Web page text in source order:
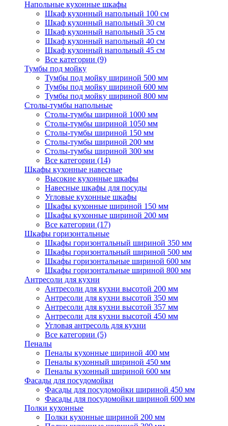
Напольные кухонные шкафы
Шкаф кухонный напольный 100 см
Шкаф кухонный напольный 30 см
Шкаф кухонный напольный 35 см
Шкаф кухонный напольный 40 см
Шкаф кухонный напольный 45 см
Все категории (9)
Тумбы под мойку
Тумбы под мойку шириной 500 мм
Тумбы под мойку шириной 600 мм
Тумбы под мойку шириной 800 мм
Столы-тумбы напольные
Столы-тумбы шириной 1000 мм
Столы-тумбы шириной 1050 мм
Столы-тумбы шириной 150 мм
Столы-тумбы шириной 200 мм
Столы-тумбы шириной 300 мм
Все категории (14)
Шкафы кухонные навесные
Высокие кухонные шкафы
Навесные шкафы для посуды
Угловые кухонные шкафы
Шкафы кухонные шириной 150 мм
Шкафы кухонные шириной 200 мм
Все категории (17)
Шкафы горизонтальные
Шкафы горизонтальный шириной 350 мм
Шкафы горизонтальный шириной 500 мм
Шкафы горизонтальные шириной 600 мм
Шкафы горизонтальные шириной 800 мм
Антресоли для кухни
Антресоли для кухни высотой 200 мм
Антресоли для кухни высотой 350 мм
Антресоли для кухни высотой 357 мм
Антресоли для кухни высотой 450 мм
Угловая антресоль для кухни
Все категории (5)
Пеналы
Пеналы кухонные шириной 400 мм
Пеналы кухонный шириной 450 мм
Пеналы кухонный шириной 600 мм
Фасады для посудомойки
Фасады для посудомойки шириной 450 мм
Фасады для посудомойки шириной 600 мм
Полки кухонные
Полки кухонные шириной 200 мм